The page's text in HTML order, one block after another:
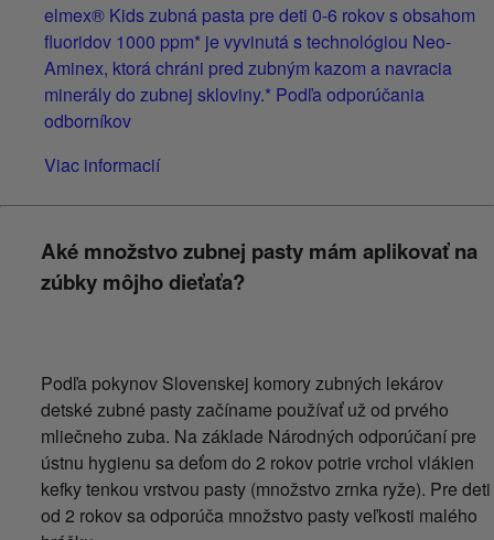
elmex® Kids zubná pasta pre deti 0-6 rokov s obsahom
fluoridov 1000 ppm* je vyvinutá s technológiou Neo-
Aminex, ktorá chráni pred zubným kazom a navracia
minerály do zubnej skloviny.* Podľa odporúčania
odborníkov
Viac informacií
Aké množstvo zubnej pasty mám aplikovať na
zúbky môjho dieťaťa?
Podľa pokynov Slovenskej komory zubných lekárov
detské zubné pasty začíname používať už od prvého
mliečneho zuba. Na základe Národných odporúčaní pre
ústnu hygienu sa deťom do 2 rokov potrie vrchol vlákien
kefky tenkou vrstvou pasty (množstvo zrnka ryže). Pre deti
od 2 rokov sa odporúča množstvo pasty veľkosti malého